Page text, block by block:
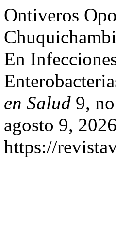
Ontiveros
En
en Salud 9,
agosto 9,
https://